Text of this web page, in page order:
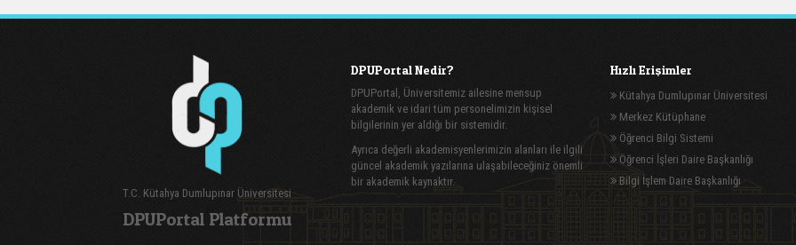
T.C. Kütahya Dumlupınar Üniversitesi
DPUPortal Platformu
DPUPortal Nedir?
DPUPortal, Üniversitemiz ailesine mensup
akademik ve idari tüm personelimizin kişisel
bilgilerinin yer aldığı bir sistemidir.
Ayrıca değerli akademisyenlerimizin alanları ile ilgili
güncel akademik yazılarına ulaşabileceğiniz önemli
bir akademik kaynaktır.
Hızlı Erişimler
Kütahya Dumlupınar Üniversitesi
Merkez Kütüphane
Öğrenci Bilgi Sistemi
Öğrenci İşleri Daire Başkanlığı
Bilgi İşlem Daire Başkanlığı